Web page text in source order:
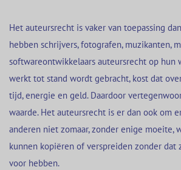
Het auteursrecht is vaker van toepassing
hebben schrijvers, fotografen, muzikanten,
softwareontwikkelaars auteursrecht op hun
werkt tot stand wordt gebracht, kost dat
tijd, energie en geld. Daardoor
waarde. Het auteursrecht is er dan ook om
anderen niet zomaar, zonder enige moeite,
kunnen kopiëren of verspreiden zonder dat
voor hebben.